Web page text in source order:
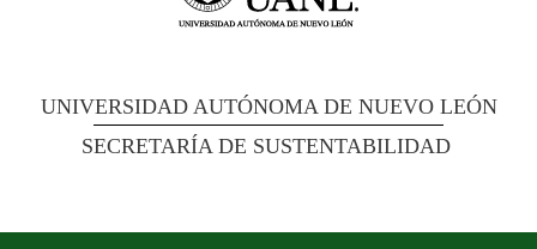
UNIVERSIDAD AUTÓNOMA DE NUEVO LEÓN
SECRETARÍA DE SUSTENTABILIDAD